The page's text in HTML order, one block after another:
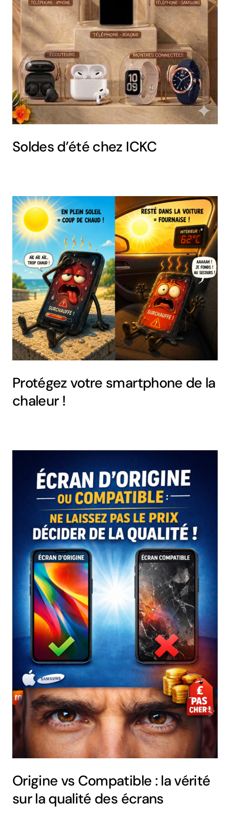
Soldes d’été chez ICKC
Protégez votre smartphone de la
chaleur !
Origine vs Compatible : la vérité
sur la qualité des écrans